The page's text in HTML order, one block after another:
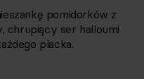
pomidorków z
chrupiący ser halloumi
placka.